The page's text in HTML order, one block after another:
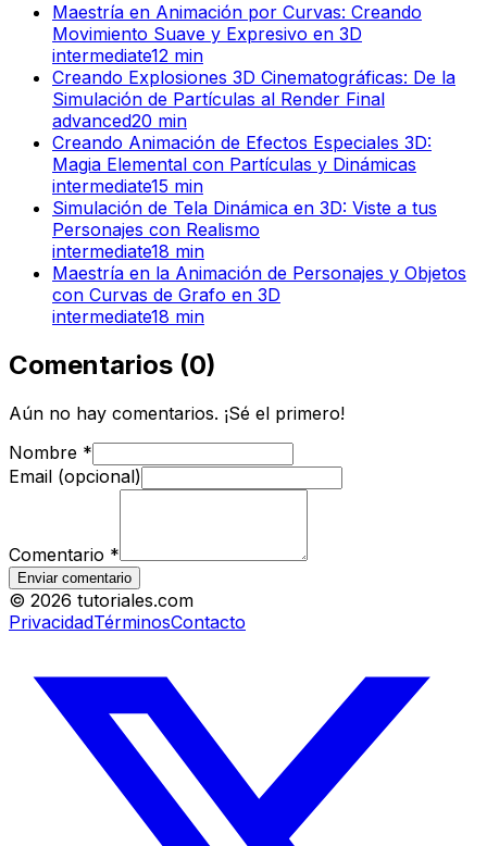
Maestría en Animación por Curvas: Creando
Movimiento Suave y Expresivo en 3D
intermediate12 min
Creando Explosiones 3D Cinematográficas: De la
Simulación de Partículas al Render Final
advanced20 min
Creando Animación de Efectos Especiales 3D:
Magia Elemental con Partículas y Dinámicas
intermediate15 min
Simulación de Tela Dinámica en 3D: Viste a tus
Personajes con Realismo
intermediate18 min
Maestría en la Animación de Personajes y Objetos
con Curvas de Grafo en 3D
intermediate18 min
Comentarios (0)
Aún no hay comentarios. ¡Sé el primero!
Nombre *
Email (opcional)
Comentario *
Enviar comentario
© 2026 tutoriales.com
PrivacidadTérminosContacto